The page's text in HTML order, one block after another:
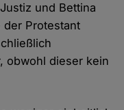
und Bettina
der Protestant
obwohl dieser kein